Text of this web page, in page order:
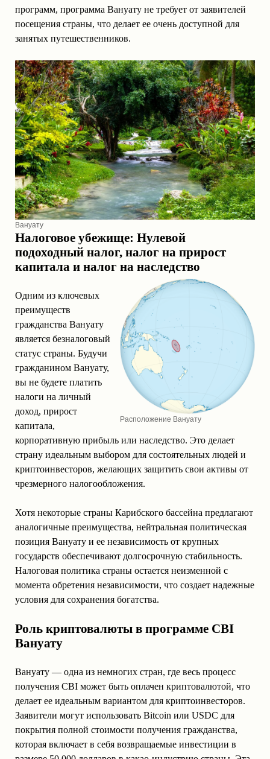
программ, программа Вануату не требует от заявителей
посещения страны, что делает ее очень доступной для
занятых путешественников.
Вануату
Налоговое убежище: Нулевой
подоходный налог, налог на прирост
капитала и налог на наследство
Расположение Вануату
Одним из ключевых
преимуществ
гражданства Вануату
является безналоговый
статус страны. Будучи
гражданином Вануату,
вы не будете платить
налоги на личный
доход, прирост
капитала,
корпоративную прибыль или наследство. Это делает
страну идеальным выбором для состоятельных людей и
криптоинвесторов, желающих защитить свои активы от
чрезмерного налогообложения.
Хотя некоторые страны Карибского бассейна предлагают
аналогичные преимущества, нейтральная политическая
позиция Вануату и ее независимость от крупных
государств обеспечивают долгосрочную стабильность.
Налоговая политика страны остается неизменной с
момента обретения независимости, что создает надежные
условия для сохранения богатства.
Роль криптовалюты в программе CBI
Вануату
Вануату — одна из немногих стран, где весь процесс
получения CBI может быть оплачен криптовалютой, что
делает ее идеальным вариантом для криптоинвесторов.
Заявители могут использовать Bitcoin или USDC для
покрытия полной стоимости получения гражданства,
которая включает в себя возвращаемые инвестиции в